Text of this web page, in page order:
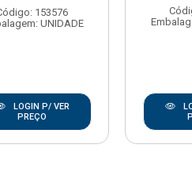
153576
UNIDADE
LOGIN P/ VER
PREÇO